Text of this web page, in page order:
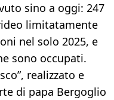
sino a oggi: 247
limitatamente
nel solo 2025, e
sono occupati.
realizzato e
di papa Bergoglio